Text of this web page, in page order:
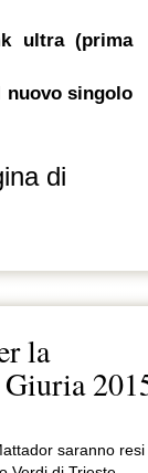
ultra (prima
nuovo singolo
di
la
saranno resi